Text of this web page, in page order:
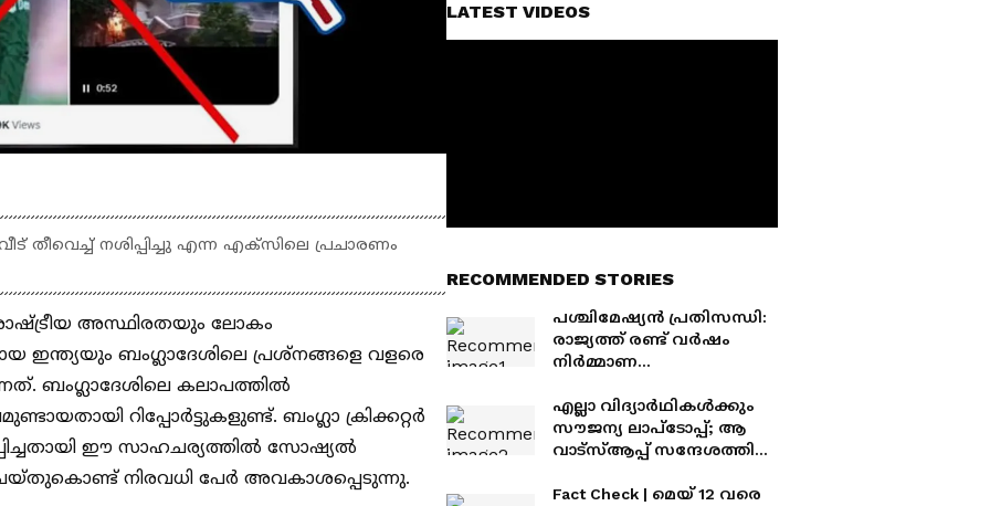
വീട് തീവെച്ച് നശിപ്പിച്ചു എന്ന എക്‌സിലെ പ്രചാരണം
അസ്ഥിരതയും ലോകം
ബംഗ്ലാദേശിലെ പ്രശ്‌നങ്ങളെ വളരെ
ബംഗ്ലാദേശിലെ കലാപത്തില്‍
റിപ്പോര്‍ട്ടുകളുണ്ട്. ബംഗ്ലാ ക്രിക്കറ്റര്‍
ഈ സാഹചര്യത്തില്‍ സോഷ്യല്‍
നിരവധി പേര്‍ അവകാശപ്പെടുന്നു.
LATEST VIDEOS
RECOMMENDED STORIES
പശ്ചിമേഷ്യന്‍ പ്രതിസന്ധി:
രാജ്യത്ത് രണ്ട് വര്‍ഷം
നിര്‍മ്മാണ
എന്ന വാര്‍ത്ത തള്ളി നീതി
ആയോഗ്
എല്ലാ വിദ്യാര്‍ഥികള്‍ക്കും
സൗജന്യ ലാപ്‌ടോപ്പ്; ആ
വാട്‌സ്ആപ്പ് സന്ദേശത്തിന്
Fact Check | മെയ് 12 വരെ